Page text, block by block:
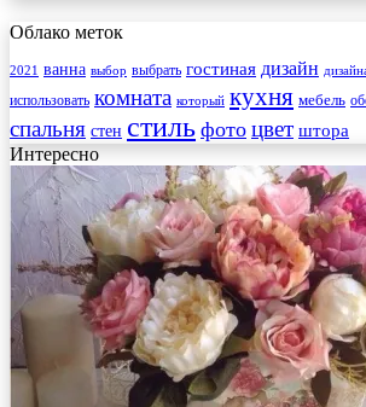
Облако меток
2021 ванна выбор выбрать гостиная дизайн
использовать комната который кухня мебель
спальня стен стиль фото цвет штора
Интересно